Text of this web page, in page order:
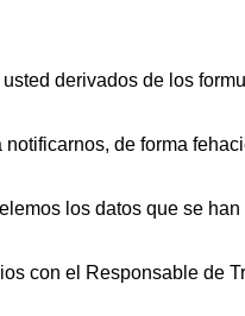
derivados de los
de forma
los datos que se
con el Responsable de